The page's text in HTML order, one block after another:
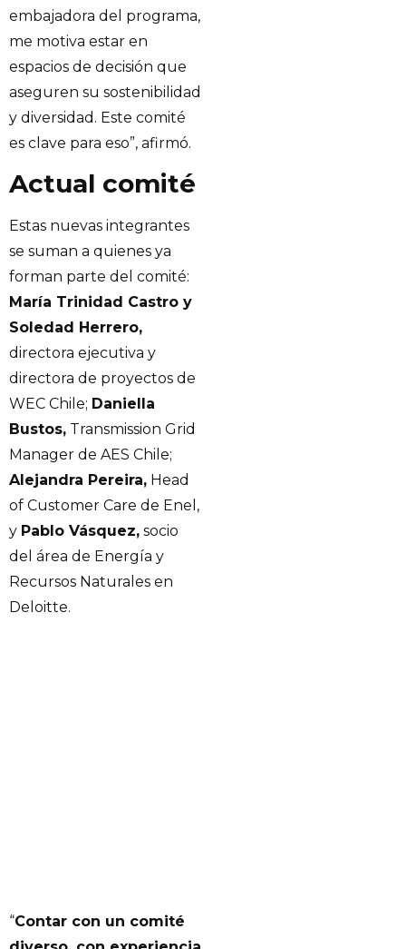
embajadora del programa,
me motiva estar en
espacios de decisión que
aseguren su sostenibilidad
y diversidad. Este comité
es clave para eso”, afirmó.
Actual comité
Estas nuevas integrantes
se suman a quienes ya
forman parte del comité:
María Trinidad Castro y
Soledad Herrero,
directora ejecutiva y
directora de proyectos de
WEC Chile; Daniella
Bustos, Transmission Grid
Manager de AES Chile;
Alejandra Pereira, Head
of Customer Care de Enel,
y Pablo Vásquez, socio
del área de Energía y
Recursos Naturales en
Deloitte.
“Contar con un comité